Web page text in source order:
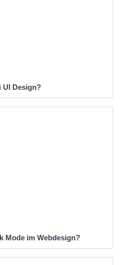
UI Design?
Mode im Webdesign?